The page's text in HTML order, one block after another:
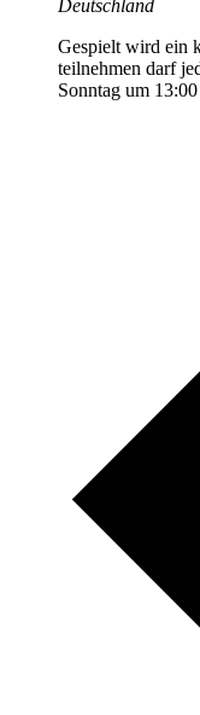
Deutschland
Gespielt wird ein
teilnehmen darf
Sonntag um